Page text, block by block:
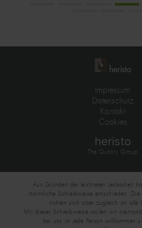
Seitennummerierung
Impressum
Datenschutz
Kontakt
Cookies
heristo
The Quality Group
Aus Gründen der leichteren Lesbarkeit
männliche Schreibweise entschieden.
richten sich aber zugleich an alle
Mit dieser Schreibweise wollen wir
bei uns ist jede Person willkommen